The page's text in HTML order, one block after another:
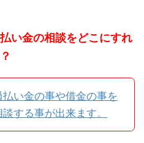
い金の相談をどこにすれ
払い金の事や借金の事を
する事が出来ます。